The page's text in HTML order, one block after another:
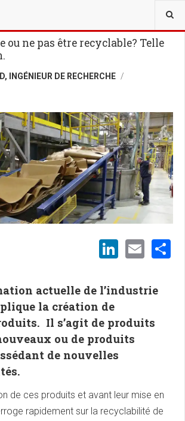
ou ne pas être recyclable? Telle
INGÉNIEUR DE RECHERCHE
actuelle de l’industrie
la création de
Il s’agit de produits
ou de produits
de nouvelles
de ces produits et avant leur mise en
rapidement sur la recyclabilité de